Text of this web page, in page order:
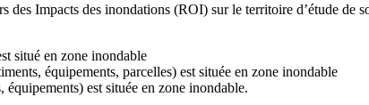
des Impacts des inondations (ROI) sur le territoire d’étude
situé en zone inondable
équipements, parcelles) est située en zone inondable
équipements) est située en zone inondable.